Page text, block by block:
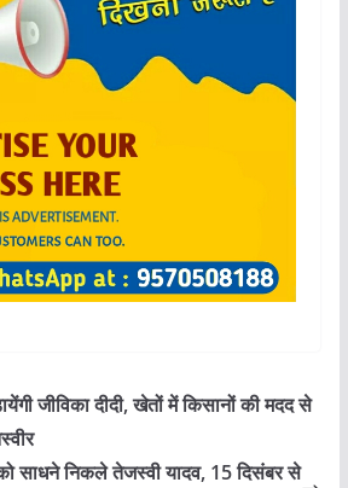
जीविका दीदी, खेतों में किसानों की मदद से
साधने निकले तेजस्वी यादव, 15 दिसंबर से